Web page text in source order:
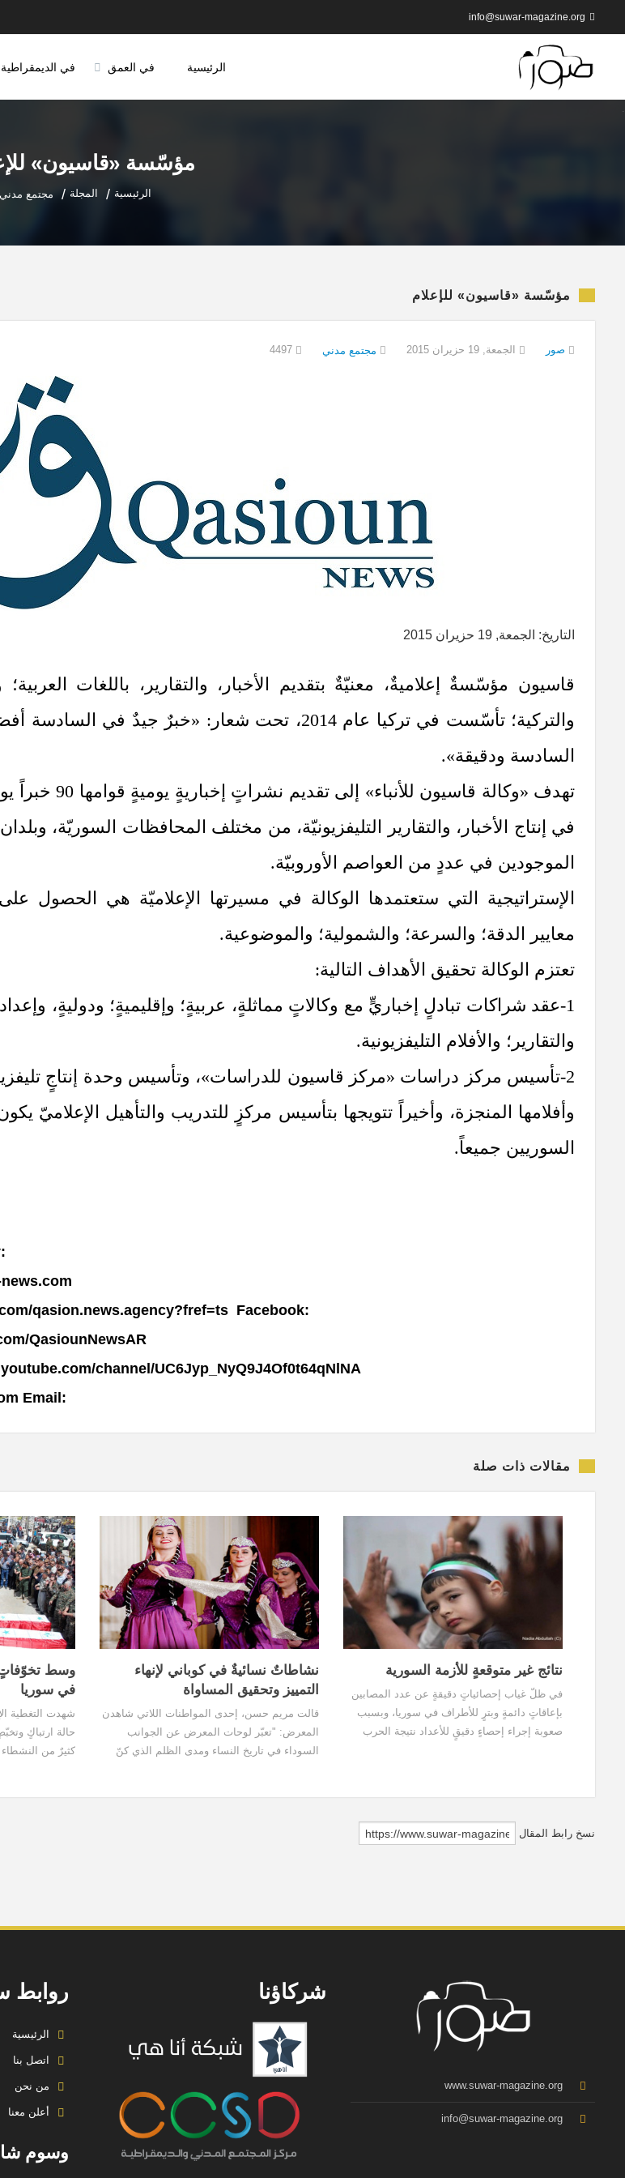
info@suwar-magazine.org
الرئيسية في العمق في الديمقراطية
مؤسّسة «قاسيون»
الرئيسية المجلة مجتمع مدني
مؤسّسة «قاسيون» للإعلام
صور الجمعة, 19 حزيران 2015 مجتمع مدني
التاريخ: الجمعة, 19 حزيران 2015
قاسيون مؤسّسةٌ إعلاميةٌ، معنيّةٌ بتقديم الأخبار، والتقارير، باللغات العربية؛
والتركية؛ تأسّست في تركيا عام 2014، تحت شعار: «خبرٌ جيدٌ
السادسة ودقيقة».
تهدف «وكالة قاسيون
في إنتاج الأخبار، والتقارير التليفزيونيّة، من مختلف المحافظات السوريّة،
الموجودين في عددٍ من العواصم الأوروبيّة.
الإستراتيجية التي ستعتمدها الوكالة في مسيرتها الإعلاميّة هي الحصول على
معايير الدقة؛ والسرعة؛ والشمولية؛ والموضوعية.
تعتزم الوكالة تحقيق الأهداف التالية:
1-عقد شراكات تبادلٍ إخباريٍّ مع وكالاتٍ مماثلةٍ، عربيةٍ؛ وإقليميةٍ؛ ودوليةٍ،
والتقارير؛ والأفلام التليفزيونية.
2-تأسيس مركز دراسات «مركز قاسيون للدراسات»، وتأسيس وحدة إنتاجٍ
وأفلامها المنجزة، وأخيراً تتويجها بتأسيس مركزٍ للتدريب والتأهيل الإعلاميّ
السوريين جميعاً.
Facebook:
qasion.news.agency?fref=ts
QasiounNewsAR
channel/UC6Jyp_NyQ9J4Of0t64qNlNA
Email:
مقالات ذات صلة
نتائج غير متوقعةٍ للأزمة السورية
في ظلّ غياب إحصائياتٍ دقيقةٍ عن عدد المصابين
بإعاقاتٍ دائمةٍ وبترٍ للأطراف في سوريا، وبسبب
صعوبة إجراء إحصاءٍ دقيقٍ للأعداد نتيجة الحرب
نشاطاتٌ نسائيةٌ في كوباني لإنهاء
التمييز وتحقيق المساواة
قالت مريم حسن، إحدى المواطنات اللاتي شاهدن
المعرض: "تعبّر لوحات المعرض عن الجوانب
السوداء في تاريخ النساء ومدى الظلم الذي كنّ
وسط تخوّفاتٍ
في سوريا
شهدت التغطية
حالة ارتباكٍ
كثيرٌ من النشطاء
نسخ رابط المقال
www.suwar-magazine.org
info@suwar-magazine.org
شركاؤنا روابط
الرئيسية
اتصل بنا
من نحن
أعلن معنا
وسوم